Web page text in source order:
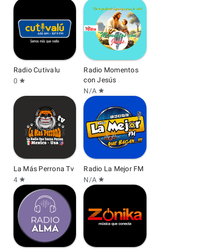
Radio Cutivalu
0 star
Radio Momentos
con Jesús
N/A star
La Más Perrona Tv
4 star
Radio La Mejor FM
N/A star